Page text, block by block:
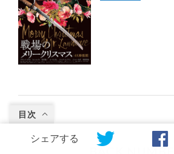
目次
BACK
シェアする